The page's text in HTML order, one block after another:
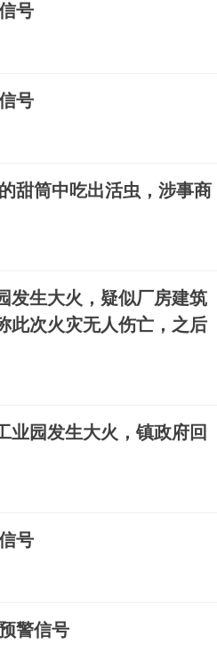
号
号
甜筒中吃出活虫，涉事商
发生大火，疑似厂房建筑
此次火灾无人伤亡，之后
业园发生大火，镇政府回
号
警信号